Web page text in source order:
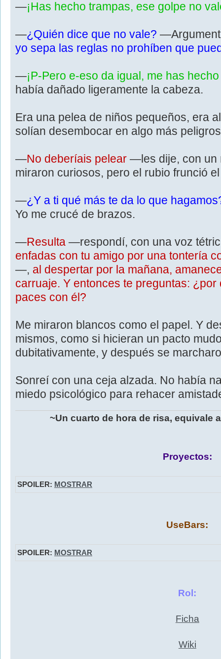
—¡Has hecho trampas, ese golpe no
—¿Quién dice que no vale?
yo sepa las reglas no prohíben que
—¡P-Pero e-eso da igual, me has
había dañado ligeramente la cabeza.
Era una pelea de niños pequeños, era
solían desembocar en algo más
—No deberíais pelear —les dije, con un
miraron curiosos, pero el rubio frunció
—¿Y a ti qué más te da lo que
Yo me crucé de brazos.
—Resulta —respondí, con una voz
enfadas con tu amigo por una tontería
—, al despertar por la mañana,
carruaje. Y entonces te preguntas:
paces con él?
Me miraron blancos como el papel. Y
mismos, como si hicieran un pacto
dubitativamente, y después se
Sonreí con una ceja alzada. No había
miedo psicológico para rehacer
~Un cuarto de hora de risa, equivale
Proyectos:
SPOILER: MOSTRAR
UseBars:
SPOILER: MOSTRAR
Rol:
Ficha
Wiki